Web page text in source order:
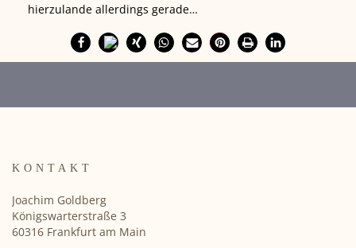
hierzulande allerdings gerade…
KONTAKT
Joachim Goldberg
Königswarterstraße 3
60316 Frankfurt am Main